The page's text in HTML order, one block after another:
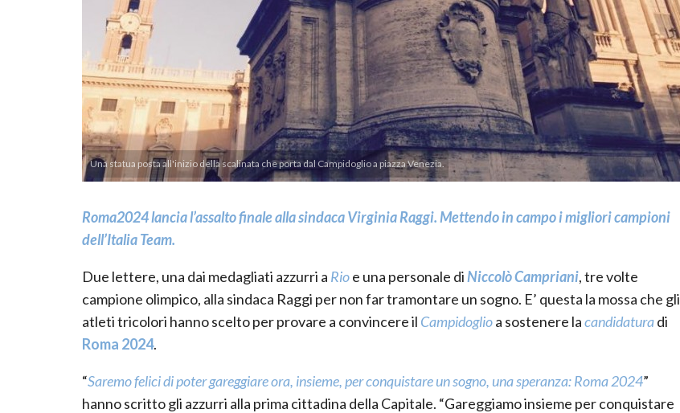
Una statua posta all'inizio della scalinata che porta dal Campidoglio a piazza Venezia.
Roma2024 lancia l’assalto finale alla sindaca Virginia Raggi. Mettendo in campo i migliori campioni
dell’Italia Team.
Due lettere, una dai medagliati azzurri a Rioe una personale diNiccolò Campriani, tre volte
campione olimpico, alla sindaca Raggi per non far tramontare un sogno. E’ questa la mossa che gli
atleti tricolori hanno scelto per provare a convincere il Campidoglioa sostenere lacandidaturadi
Roma 2024.
“Saremo felici di poter gareggiare ora, insieme, per conquistare un sogno, una speranza: Roma 2024”
hanno scritto gli azzurri alla prima cittadina della Capitale. “Gareggiamo insieme per conquistare